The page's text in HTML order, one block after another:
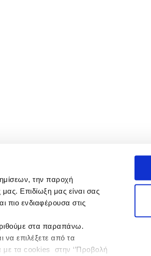
την παροχή
Επιδίωξη μας είναι σας
πιο ενδιαφέρουσα στις
στα παραπάνω.
να επιλέξετε από τα
με τα cookies στην ‘’Προβολή